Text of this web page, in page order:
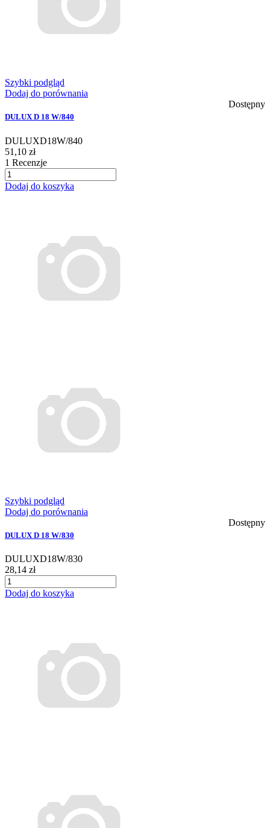
Szybki podgląd
Dodaj do porównania
Dostępny
DULUX D 18 W/840
DULUXD18W/840
51,10 zł
1 Recenzje
Dodaj do koszyka
Szybki podgląd
Dodaj do porównania
Dostępny
DULUX D 18 W/830
DULUXD18W/830
28,14 zł
Dodaj do koszyka